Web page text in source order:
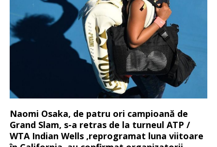
Naomi Osaka, de patru ori campioană de
Grand Slam, s-a retras de la turneul ATP /
WTA Indian Wells ,reprogramat luna viitoare